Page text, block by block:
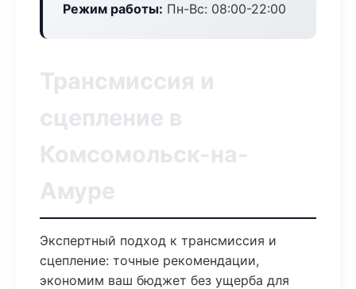
Режим работы: Пн-Вс: 08:00-22:00
Трансмиссия и
сцепление в
Комсомольск-на-
Амуре
Экспертный подход к трансмиссия и
сцепление: точные рекомендации,
экономим ваш бюджет без ущерба для